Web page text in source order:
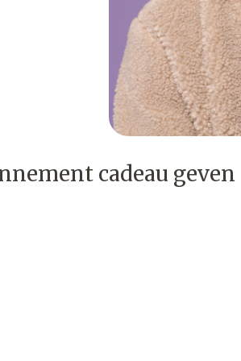
cadeau geven